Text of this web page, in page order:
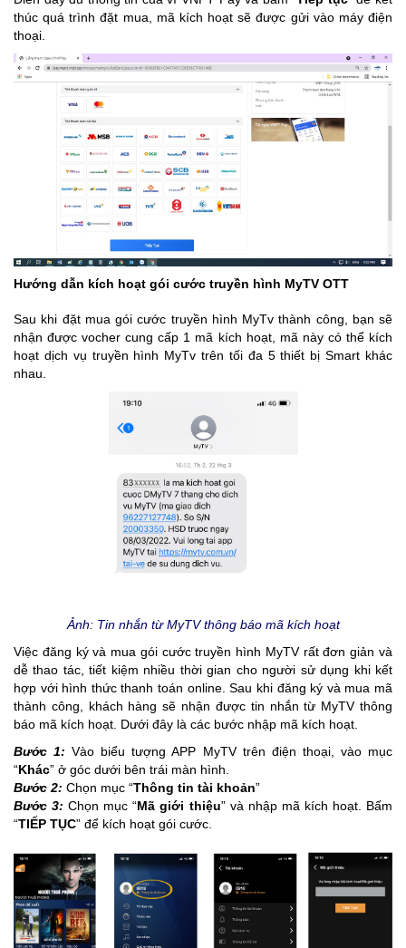
thúc quá trình đặt mua, mã kích hoạt sẽ được gửi vào máy điện
thoại.
Hướng dẫn kích hoạt gói cước truyền hình MyTV OTT
Sau khi đặt mua gói cước truyền hình MyTv thành công, bạn sẽ
nhận được vocher cung cấp 1 mã kích hoạt, mã này có thể kích
hoạt dịch vụ truyền hình MyTv trên tối đa 5 thiết bị Smart khác
nhau.
Ảnh: Tin nhắn từ MyTV thông báo mã kích hoạt
Việc đăng ký và mua gói cước truyền hình MyTV rất đơn giản và
dễ thao tác, tiết kiệm nhiều thời gian cho người sử dụng khi kết
hợp với hình thức thanh toán online. Sau khi đăng ký và mua mã
thành công, khách hàng sẽ nhận được tin nhắn từ MyTV thông
báo mã kích hoạt. Dưới đây là các bước nhập mã kích hoạt.
Bước 1:Vào biểu tượng APP MyTV trên điện thoại, vào mục
“Khác” ở góc dưới bên trái màn hình.
Bước 2: Chọn mục “Thông tin tài khoản”
Bước 3: Chọn mục “Mã giới thiệu” và nhập mã kích hoạt. Bấm
“TIẾP TỤC” để kích hoạt gói cước.